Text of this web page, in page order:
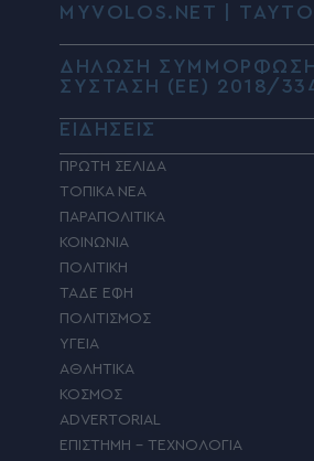
MYVOLOS.NET |
ΔΗΛΩΣΗ
ΣΥΣΤΑΣΗ (ΕΕ) 2018/
ΕΙΔΗΣΕΙΣ
ΠΡΩΤΗ ΣΕΛΙΔΑ
ΤΟΠΙΚΑ ΝΕΑ
ΠΑΡΑΠΟΛΙΤΙΚΑ
ΚΟΙΝΩΝΙΑ
ΠΟΛΙΤΙΚΗ
ΤΑΔΕ ΕΦΗ
ΠΟΛΙΤΙΣΜΟΣ
ΥΓΕΙΑ
ΑΘΛΗΤΙΚΑ
ΚΟΣΜΟΣ
ADVERTORIAL
ΕΠΙΣΤΗΜΗ – ΤΕΧΝΟΛΟΓΙΑ